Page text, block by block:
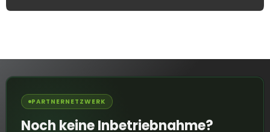
PARTNERNETZWERK
Noch keine Inbetriebnahme?